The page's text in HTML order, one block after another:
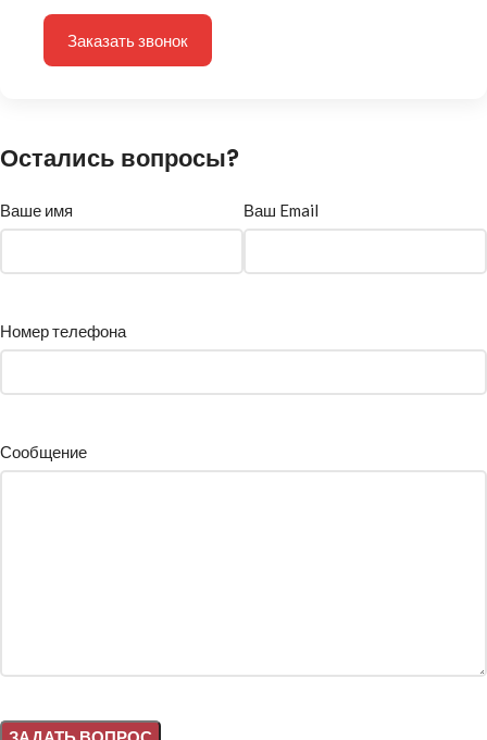
Заказать звонок
Остались вопросы?
Ваше имя Ваш Email
Номер телефона
Сообщение